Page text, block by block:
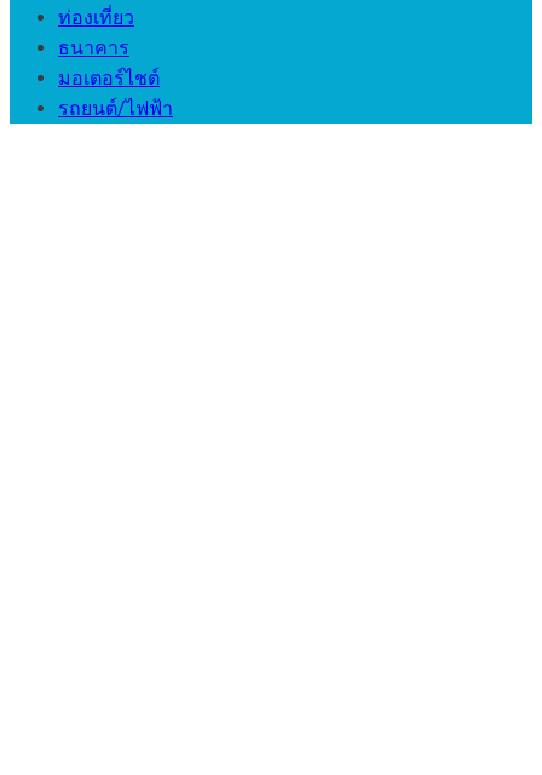
ท่องเที่ยว
ธนาคาร
มอเตอร์ไชต์
รถยนต์/ไฟฟ้า